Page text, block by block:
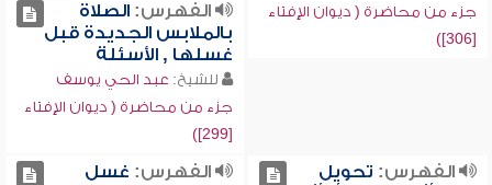
جزء من محاضرة ( ديوان الإفتاء
[306])
الفهرس:الصلاة
بالملابس الجديدة قبل
غسلها , الأسئلة
للشيخ: عبد الحي يوسف
جزء من محاضرة ( ديوان الإفتاء
[299])
الفهرس: تحويل
الفهرس: غسل